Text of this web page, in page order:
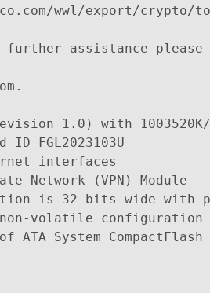
wwl/export/crypto/
assistance please
1.0) with 1003520K/
ID FGL2023103U
interfaces
Network (VPN) Module
is 32 bits wide with
volatile configuration
ATA System